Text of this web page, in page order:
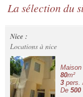
La sélection du
Nice :
Locations à nice
Maison
80m²
3 pers.
De 500